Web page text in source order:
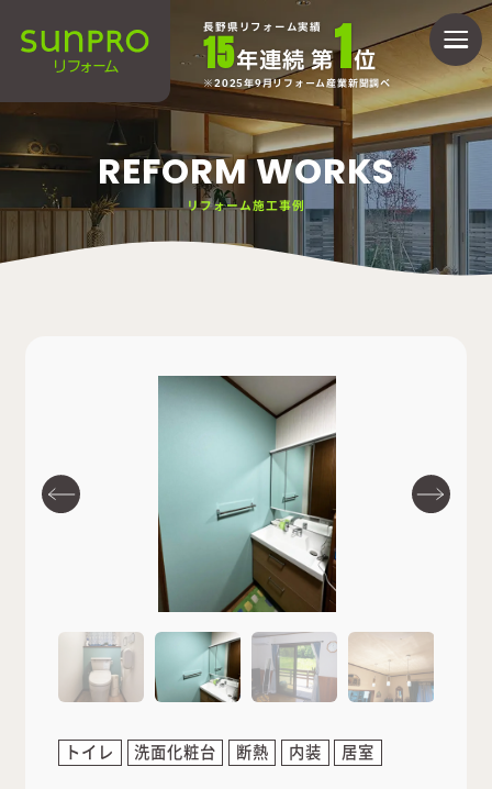
長野県リフォーム実績
15年連続 第1位
2025年9月リフォーム産業新聞調べ
REFORM WORKS
リフォーム施工事例
トイレ 洗面化粧台 断熱 内装 居室